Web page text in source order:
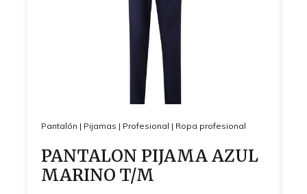
Pantalón | Pijamas | Profesional | Ropa profesional
PANTALON PIJAMA AZUL
MARINO T/M